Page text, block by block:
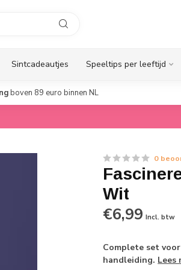
Sintcadeautjes Speeltips per leeftijd
boven 89 euro binnen NL
0
Wit
€6,99 Incl. btw
Complete set
handleiding. Lees